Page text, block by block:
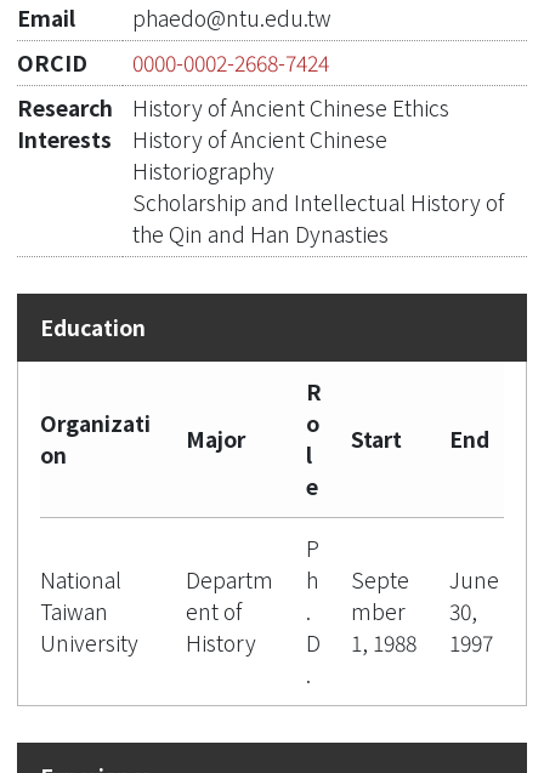
Network Lab
Email
phaedo@ntu.edu.tw
ORCID
0000-0002-2668-7424
Research
Interests
History of Ancient Chinese Ethics
History of Ancient Chinese
Historiography
Scholarship and Intellectual History of
the Qin and Han Dynasties
Organizati
on
Major
R
o
l
e
Start End
National
Taiwan
University
Departm
ent of
History
P
h
.
D
.
Septe
mber
1, 1988
June
30,
1997